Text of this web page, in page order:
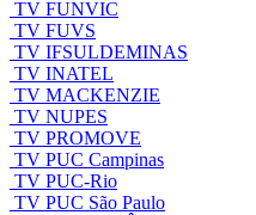
TV FUNVIC
TV FUVS
TV IFSULDEMINAS
TV INATEL
TV MACKENZIE
TV NUPES
TV PROMOVE
TV PUC Campinas
TV PUC-Rio
TV PUC São Paulo